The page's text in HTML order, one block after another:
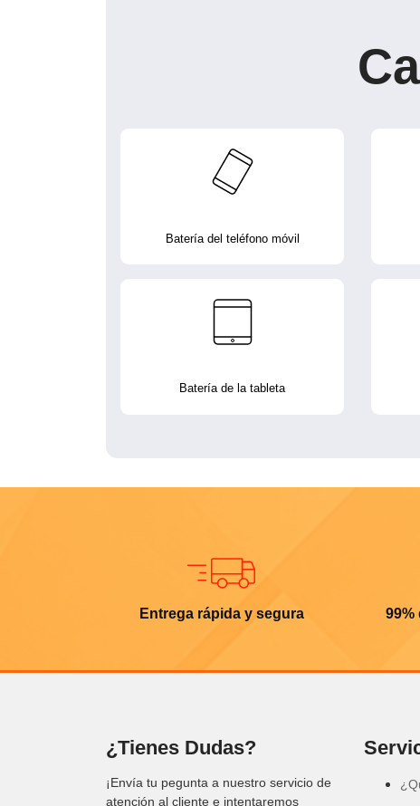
Batería del teléfono móvil
Batería de la tableta
Entrega rápida y segura 99%
¿Tienes Dudas?
¡Envía tu pegunta a nuestro servicio de
atención al cliente e intentaremos